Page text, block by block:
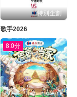
特別企劃
歌手2026
8.0分